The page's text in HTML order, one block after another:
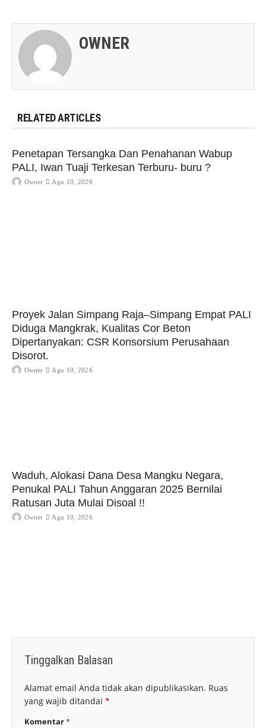
OWNER
RELATED ARTICLES
Penetapan Tersangka Dan Penahanan Wabup
PALI, Iwan Tuaji Terkesan Terburu- buru ?
Owner Agu 10, 2026
Proyek Jalan Simpang Raja–Simpang Empat PALI
Diduga Mangkrak, Kualitas Cor Beton
Dipertanyakan: CSR Konsorsium Perusahaan
Disorot.
Owner Agu 10, 2026
Waduh, Alokasi Dana Desa Mangku Negara,
Penukal PALI Tahun Anggaran 2025 Bernilai
Ratusan Juta Mulai Disoal !!
Owner Agu 10, 2026
Tinggalkan Balasan
Alamat email Anda tidak akan dipublikasikan. Ruas
yang wajib ditandai *
Komentar*